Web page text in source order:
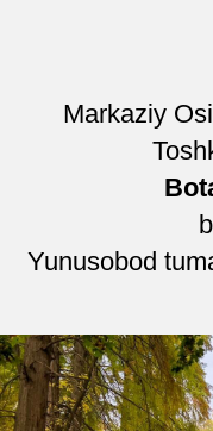
Markaziy
Yunusobod